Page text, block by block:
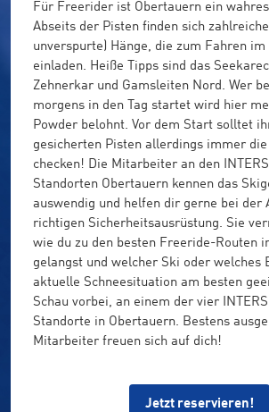
Für Freerider ist Obertauern ein
Abseits der Pisten finden sich
unverspurte) Hänge, die zum Fahren im
einladen. Heiße Tipps sind das
Zehnerkar und Gamsleiten Nord. Wer
morgens in den Tag startet wird hier
Powder belohnt. Vor dem Start solltet
gesicherten Pisten allerdings immer
checken! Die Mitarbeiter an den
Standorten Obertauern kennen das
auswendig und helfen dir gerne bei der
richtigen Sicherheitsausrüstung. Sie
wie du zu den besten Freeride-Routen
gelangst und welcher Ski oder welches
aktuelle Schneesituation am besten
Schau vorbei, an einem der vier
Standorte in Obertauern. Bestens
Mitarbeiter freuen sich auf dich!
Jetzt reservieren!